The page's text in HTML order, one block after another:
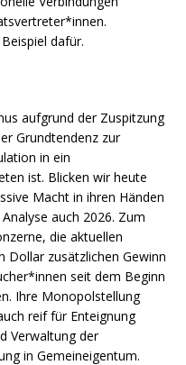
dafür.
aufgrund der Zuspitzung
Grundtendenz zur
in ein
ist. Blicken wir heute
Macht in ihren Händen
auch 2026. Zum
die aktuellen
Dollar zusätzlichen Gewinn
seit dem Beginn
Ihre Monopolstellung
reif für Enteignung
Verwaltung der
in Gemeineigentum.